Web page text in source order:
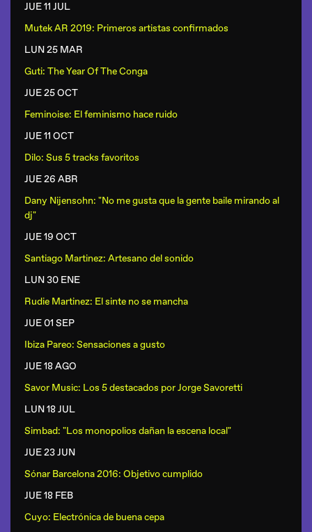
JUE 11 JUL
Mutek AR 2019: Primeros artistas confirmados
LUN 25 MAR
Guti: The Year Of The Conga
JUE 25 OCT
Feminoise: El feminismo hace ruido
JUE 11 OCT
Dilo: Sus 5 tracks favoritos
JUE 26 ABR
Dany Nijensohn: "No me gusta que la gente baile mirando al
dj"
JUE 19 OCT
Santiago Martinez: Artesano del sonido
LUN 30 ENE
Rudie Martinez: El sinte no se mancha
JUE 01 SEP
Ibiza Pareo: Sensaciones a gusto
JUE 18 AGO
Savor Music: Los 5 destacados por Jorge Savoretti
LUN 18 JUL
Simbad: "Los monopolios dañan la escena local"
JUE 23 JUN
Sónar Barcelona 2016: Objetivo cumplido
JUE 18 FEB
Cuyo: Electrónica de buena cepa